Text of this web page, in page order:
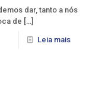
dar, tanto a nós
de […]
Leia mais